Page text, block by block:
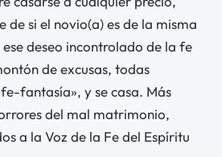
de si el novio(a) es de la misma
deseo incontrolado de la fe
de excusas, todas
fantasía», y se casa. Más
del mal matrimonio,
a la Voz de la Fe del Espíritu